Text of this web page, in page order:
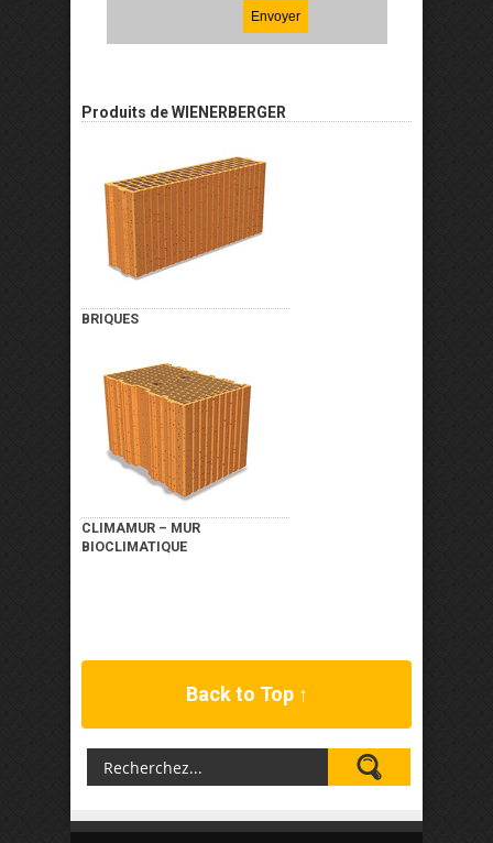
Produits de WIENERBERGER
BRIQUES
CLIMAMUR – MUR
BIOCLIMATIQUE
Back to Top ↑